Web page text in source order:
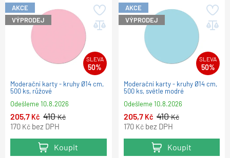
AKCE
VÝPRODEJ
SLEVA
50%
Moderační karty - kruhy Ø14 cm,
500 ks, růžové
Odešleme10.8.2026
205,7 Kč 410Kč
170 Kč bez DPH
Koupit
AKCE
VÝPRODEJ
SLEVA
50%
Moderační karty - kruhy Ø14 cm,
500 ks, světle modré
Odešleme10.8.2026
205,7 Kč 410Kč
170 Kč bez DPH
Koupit